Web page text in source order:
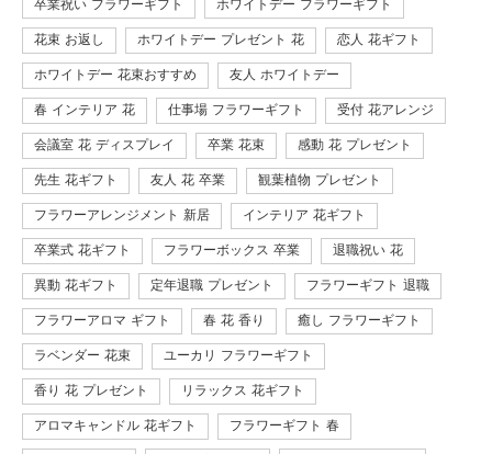
卒業祝い フラワーギフト ホワイトデー フラワーギフト
花束 お返し ホワイトデー プレゼント 花 恋人 花ギフト
ホワイトデー 花束おすすめ 友人 ホワイトデー
春 インテリア 花 仕事場 フラワーギフト 受付 花アレンジ
会議室 花 ディスプレイ 卒業 花束 感動 花 プレゼント
先生 花ギフト 友人 花 卒業 観葉植物 プレゼント
フラワーアレンジメント 新居 インテリア 花ギフト
卒業式 花ギフト フラワーボックス 卒業 退職祝い 花
異動 花ギフト 定年退職 プレゼント フラワーギフト 退職
フラワーアロマ ギフト 春 花 香り 癒し フラワーギフト
ラベンダー 花束 ユーカリ フラワーギフト
香り 花 プレゼント リラックス 花ギフト
アロマキャンドル 花ギフト フラワーギフト 春